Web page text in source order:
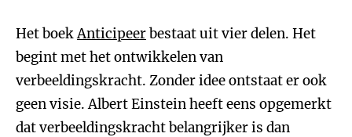
Het boekAnticipeerbestaat uit vier delen. Het
begint met het ontwikkelen van
verbeeldingskracht. Zonder idee ontstaat er ook
geen visie. Albert Einstein heeft eens opgemerkt
dat verbeeldingskracht belangrijker is dan